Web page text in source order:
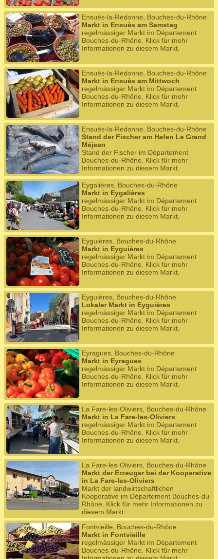
Ensuès-la-Redonne, Bouches-du-Rhône
Markt in Ensuès am Samstag
regelmässiger Markt im Département
Bouches-du-Rhône. Klick für mehr
Informationen zu diesem Markt.
Ensuès-la-Redonne, Bouches-du-Rhône
Markt in Ensuès am Mittwoch
regelmässiger Markt im Département
Bouches-du-Rhône. Klick für mehr
Informationen zu diesem Markt.
Ensuès-la-Redonne, Bouches-du-Rhône
Stand der Fischer am Hafen Le Grand
Méjean
Stand der Fischer im Département
Bouches-du-Rhône. Klick für mehr
Informationen zu diesem Markt.
Eygalières, Bouches-du-Rhône
Markt in Eygalières
regelmässiger Markt im Département
Bouches-du-Rhône. Klick für mehr
Informationen zu diesem Markt.
Eyguières, Bouches-du-Rhône
Markt in Eyguières
regelmässiger Markt im Département
Bouches-du-Rhône. Klick für mehr
Informationen zu diesem Markt.
Eyguières, Bouches-du-Rhône
Lokaler Markt in Eyguières
regelmässiger Markt im Département
Bouches-du-Rhône. Klick für mehr
Informationen zu diesem Markt.
Eyragues, Bouches-du-Rhône
Markt in Eyragues
regelmässiger Markt im Département
Bouches-du-Rhône. Klick für mehr
Informationen zu diesem Markt.
La Fare-les-Oliviers, Bouches-du-Rhône
Markt in La Fare-les-Oliviers
regelmässiger Markt im Département
Bouches-du-Rhône. Klick für mehr
Informationen zu diesem Markt.
La Fare-les-Oliviers, Bouches-du-Rhône
Markt der Erzeuger bei der Kooperative
in La Fare-les-Oliviers
Markt der landwirtschaftlichen
Kooperative im Département Bouches-du-
Rhône. Klick für mehr Informationen zu
diesem Markt.
Fontvieille, Bouches-du-Rhône
Markt in Fontvieille
regelmässiger Markt im Département
Bouches-du-Rhône. Klick für mehr